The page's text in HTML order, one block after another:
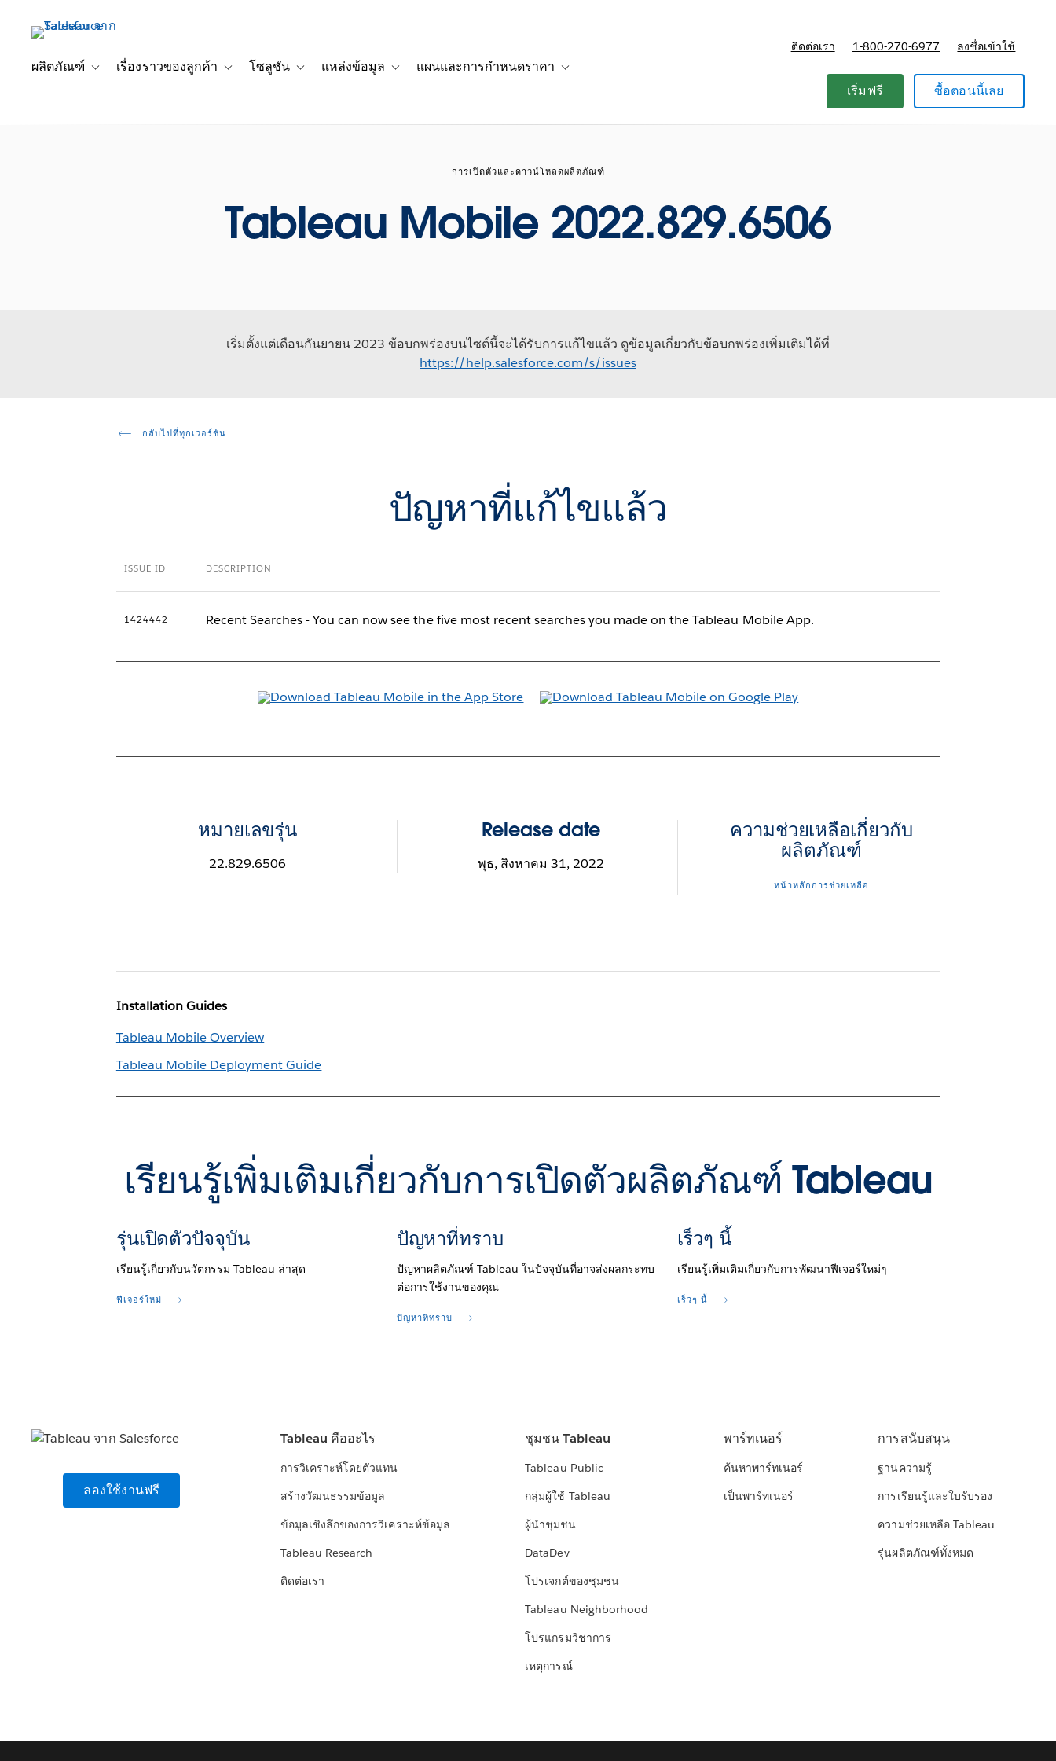
เนื้อหาผลิตภัณฑ์
Toggle sub-navigation for ผลิตภัณฑ์
เรื่องราวของลูกค้า
Toggle sub-navigation for เรื่องราวของลูกค้า
โซลูชัน
Toggle sub-navigation for โซลูชัน
แหล่งข้อมูล แผนและการกำหนดราคา
ติดต่อเรา 1-800-270-6977 ลงชื่อเข้าใช้
เริ่มฟรี ซื้อตอนนี้เลย
การเปิดตัวและดาวน์โหลดผลิตภัณฑ์
Tableau Mobile 2022.829.6506
เริ่มตั้งแต่เดือนกันยายน 2023 ข้อบกพร่องบนไซต์นี้จะได้รับการแก้ไขแล้ว ดูข้อมูลเกี่ยวกับข้อบกพร่องเพิ่มเติมได้ที่
https://help.salesforce.com/s/issues
กลับไปที่ทุกเวอร์ชัน
ปัญหาที่แก้ไขแล้ว
ISSUE ID DESCRIPTION
1424442 Recent Searches - You can now see the five most recent searches you made on the Tableau Mobile App.
หมายเลขรุ่น
22.829.6506
Release date
พุธ, สิงหาคม 31, 2022
ความช่วยเหลือเกี่ยวกับ
ผลิตภัณฑ์
หน้าหลักการช่วยเหลือ
Installation Guides
Tableau Mobile Overview
Tableau Mobile Deployment Guide
เรียนรู้เพิ่มเติมเกี่ยวกับการเปิดตัวผลิตภัณฑ์ Tableau
รุ่นเปิดตัวปัจจุบัน
เรียนรู้เกี่ยวกับนวัตกรรม Tableau ล่าสุด
ฟีเจอร์ใหม่
ปัญหาที่ทราบ
ปัญหาผลิตภัณฑ์ Tableau ในปัจจุบันที่อาจส่งผลกระทบ
ต่อการใช้งานของคุณ
ปัญหาที่ทราบ
เร็วๆ นี้
เรียนรู้เพิ่มเติมเกี่ยวกับการพัฒนาฟีเจอร์ใหม่ๆ
เร็วๆ นี้
ลองใช้งานฟรี
Tableau คืออะไร
การวิเคราะห์โดยตัวแทน
สร้างวัฒนธรรมข้อมูล
ข้อมูลเชิงลึกของการวิเคราะห์ข้อมูล
Tableau Research
ติดต่อเรา
ชุมชน Tableau
Tableau Public
กลุ่มผู้ใช้ Tableau
ผู้นำชุมชน
DataDev
โปรเจกต์ของชุมชน
Tableau Neighborhood
โปรแกรมวิชาการ
เหตุการณ์
พาร์ทเนอร์
ค้นหาพาร์ทเนอร์
เป็นพาร์ทเนอร์
การสนับสนุน
ฐานความรู้
การเรียนรู้และใบรับรอง
ความช่วยเหลือ Tableau
รุ่นผลิตภัณฑ์ทั้งหมด